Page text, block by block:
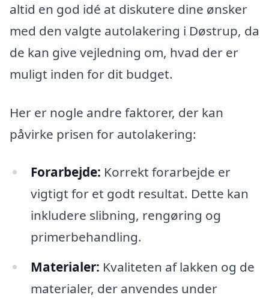
altid en god idé at diskutere dine ønsker
med den valgte autolakering i Døstrup, da
de kan give vejledning om, hvad der er
muligt inden for dit budget.
Her er nogle andre faktorer, der kan
påvirke prisen for autolakering:
Forarbejde: Korrekt forarbejde er
vigtigt for et godt resultat. Dette kan
inkludere slibning, rengøring og
primerbehandling.
Materialer: Kvaliteten af lakken og de
materialer, der anvendes under